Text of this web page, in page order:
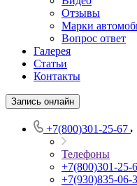
Отзывы
Марки
Вопрос ответ
Галерея
Статьи
Контакты
Запись онлайн
+7(800)301-25-67
Телефоны
+7(800)301-25-
+7(930)835-06-